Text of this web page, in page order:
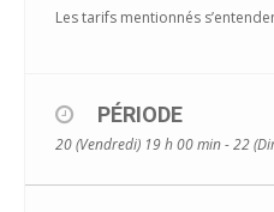
Les tarifs mentionnés
PÉRIODE
20 (Vendredi) 19 h 00 min - 22